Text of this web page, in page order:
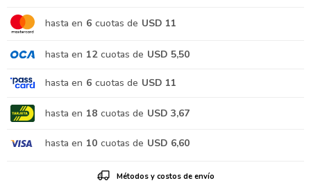
hasta en 6 cuotas de USD 11
hasta en 12 cuotas de USD 5,50
hasta en 6 cuotas de USD 11
hasta en 18 cuotas de USD 3,67
hasta en 10 cuotas de USD 6,60
Métodos y costos de envío